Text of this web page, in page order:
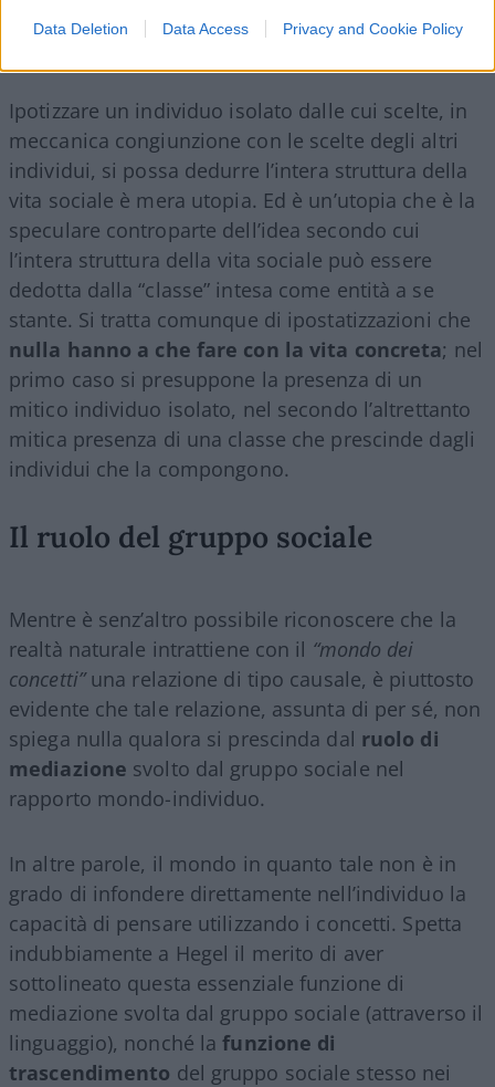
Data Deletion Data Access Privacy and Cookie Policy
ogni principio ispirato ad un’etica
strettamente individualistica
Ipotizzare un individuo isolato dalle cui scelte, in
meccanica congiunzione con le scelte degli altri
individui, si possa dedurre l’intera struttura della
vita sociale è mera utopia. Ed è un’utopia che è la
speculare controparte dell’idea secondo cui
l’intera struttura della vita sociale può essere
dedotta dalla “classe” intesa come entità a se
stante. Si tratta comunque di ipostatizzazioni che
nulla hanno a che fare con la vita concreta; nel
primo caso si presuppone la presenza di un
mitico individuo isolato, nel secondo l’altrettanto
mitica presenza di una classe che prescinde dagli
individui che la compongono.
Il ruolo del gruppo sociale
Mentre è senz’altro possibile riconoscere che la
realtà naturale intrattiene con il “mondo dei
concetti”una relazione di tipo causale, è piuttosto
evidente che tale relazione, assunta di per sé, non
spiega nulla qualora si prescinda dal ruolo di
mediazione svolto dal gruppo sociale nel
rapporto mondo-individuo.
In altre parole, il mondo in quanto tale non è in
grado di infondere direttamente nell’individuo la
capacità di pensare utilizzando i concetti. Spetta
indubbiamente a Hegel il merito di aver
sottolineato questa essenziale funzione di
mediazione svolta dal gruppo sociale (attraverso il
linguaggio), nonché lafunzione di
trascendimento del gruppo sociale stesso nei